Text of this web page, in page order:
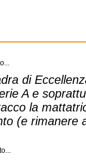
di
A e
la
(e rimanere